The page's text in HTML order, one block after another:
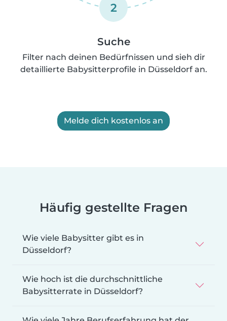
2
Suche
Filter nach deinen Bedürfnissen und sieh dir
detaillierte Babysitterprofile in Düsseldorf an.
Melde dich kostenlos an
Häufig gestellte Fragen
Wie viele Babysitter gibt es in
Düsseldorf?
Wie hoch ist die durchschnittliche
Babysitterrate in Düsseldorf?